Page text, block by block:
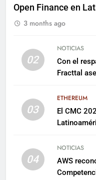
Open Finance en
3 months ago
02
NOTICIAS
Con el
Fracttal
03
ETHEREUM
El CMC
04
NOTICIAS
AWS